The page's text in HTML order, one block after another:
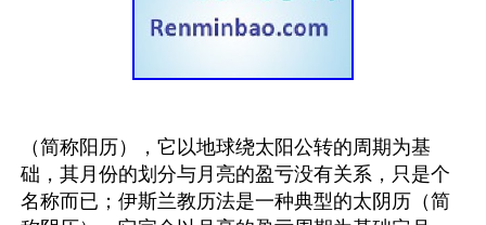
（简称阳历），它以地球绕太阳公转的周期为基
础，其月份的划分与月亮的盈亏没有关系，只是个
名称而已；伊斯兰教历法是一种典型的太阴历（简